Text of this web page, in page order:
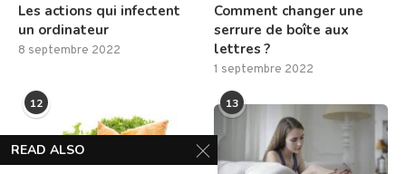
Les actions qui infectent
un ordinateur
8 septembre 2022
Comment changer une
serrure de boîte aux
lettres ?
1 septembre 2022
12 13
READ ALSO